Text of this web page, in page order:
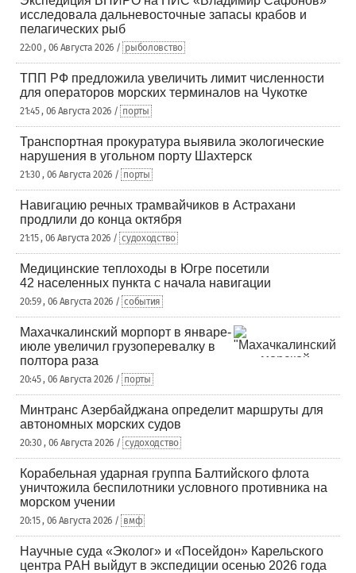
исследовала дальневосточные запасы крабов и
пелагических рыб
22:00 , 06 Августа 2026 / рыболовство
ТПП РФ предложила увеличить лимит численности
для операторов морских терминалов на Чукотке
21:45 , 06 Августа 2026 / порты
Транспортная прокуратура выявила экологические
нарушения в угольном порту Шахтерск
21:30 , 06 Августа 2026 / порты
Навигацию речных трамвайчиков в Астрахани
продлили до конца октября
21:15 , 06 Августа 2026 / судоходство
Медицинские теплоходы в Югре посетили
42 населенных пункта с начала навигации
20:59 , 06 Августа 2026 / события
Махачкалинский морпорт в январе-
июле увеличил грузоперевалку в
полтора раза
20:45 , 06 Августа 2026 / порты
Минтранс Азербайджана определит маршруты для
автономных морских судов
20:30 , 06 Августа 2026 / судоходство
Корабельная ударная группа Балтийского флота
уничтожила беспилотники условного противника на
морском учении
20:15 , 06 Августа 2026 / вмф
Научные суда «Эколог» и «Посейдон» Карельского
центра РАН выйдут в экспедиции осенью 2026 года